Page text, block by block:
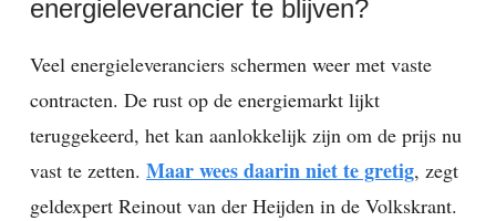
energieleverancier te blijven?
Veel energieleveranciers schermen weer met vaste
contracten. De rust op de energiemarkt lijkt
teruggekeerd, het kan aanlokkelijk zijn om de prijs nu
vast te zetten. Maar wees daarin niet te gretig, zegt
geldexpert Reinout van der Heijden in de Volkskrant.